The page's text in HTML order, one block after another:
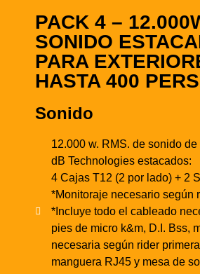
PACK 4 –
SONIDO
PARA
HASTA 400
Sonido
12.000 w. RMS. de sonido de
dB Technologies estacados:
4 Cajas T12 (2 por lado) + 2
*Monitoraje necesario según
*Incluye todo el cableado
pies de micro k&m, D.I. Bss,
necesaria según rider
manguera RJ45 y mesa de